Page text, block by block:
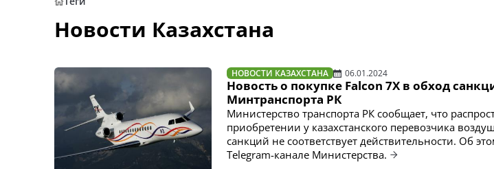
Новости Казахстана
НОВОСТИ КАЗАХСТАНА 06.01.2024
Новость о покупке Falcon 7X в обход
Минтранспорта РК
Министерство транспорта РК сообщает, что
приобретении у казахстанского перевозчика
санкций не соответствует действительности. Об
Telegram-канале Министерства.